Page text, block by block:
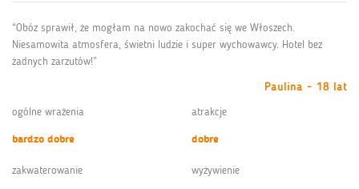
“Obóz sprawił, że mogłam na nowo zakochać się we Włoszech.
Niesamowita atmosfera, świetni ludzie i super wychowawcy. Hotel bez
żadnych zarzutów!”
Paulina - 18 lat
ogólne wrażenia
bardzo dobre
atrakcje
dobre
zakwaterowanie
wyżywienie